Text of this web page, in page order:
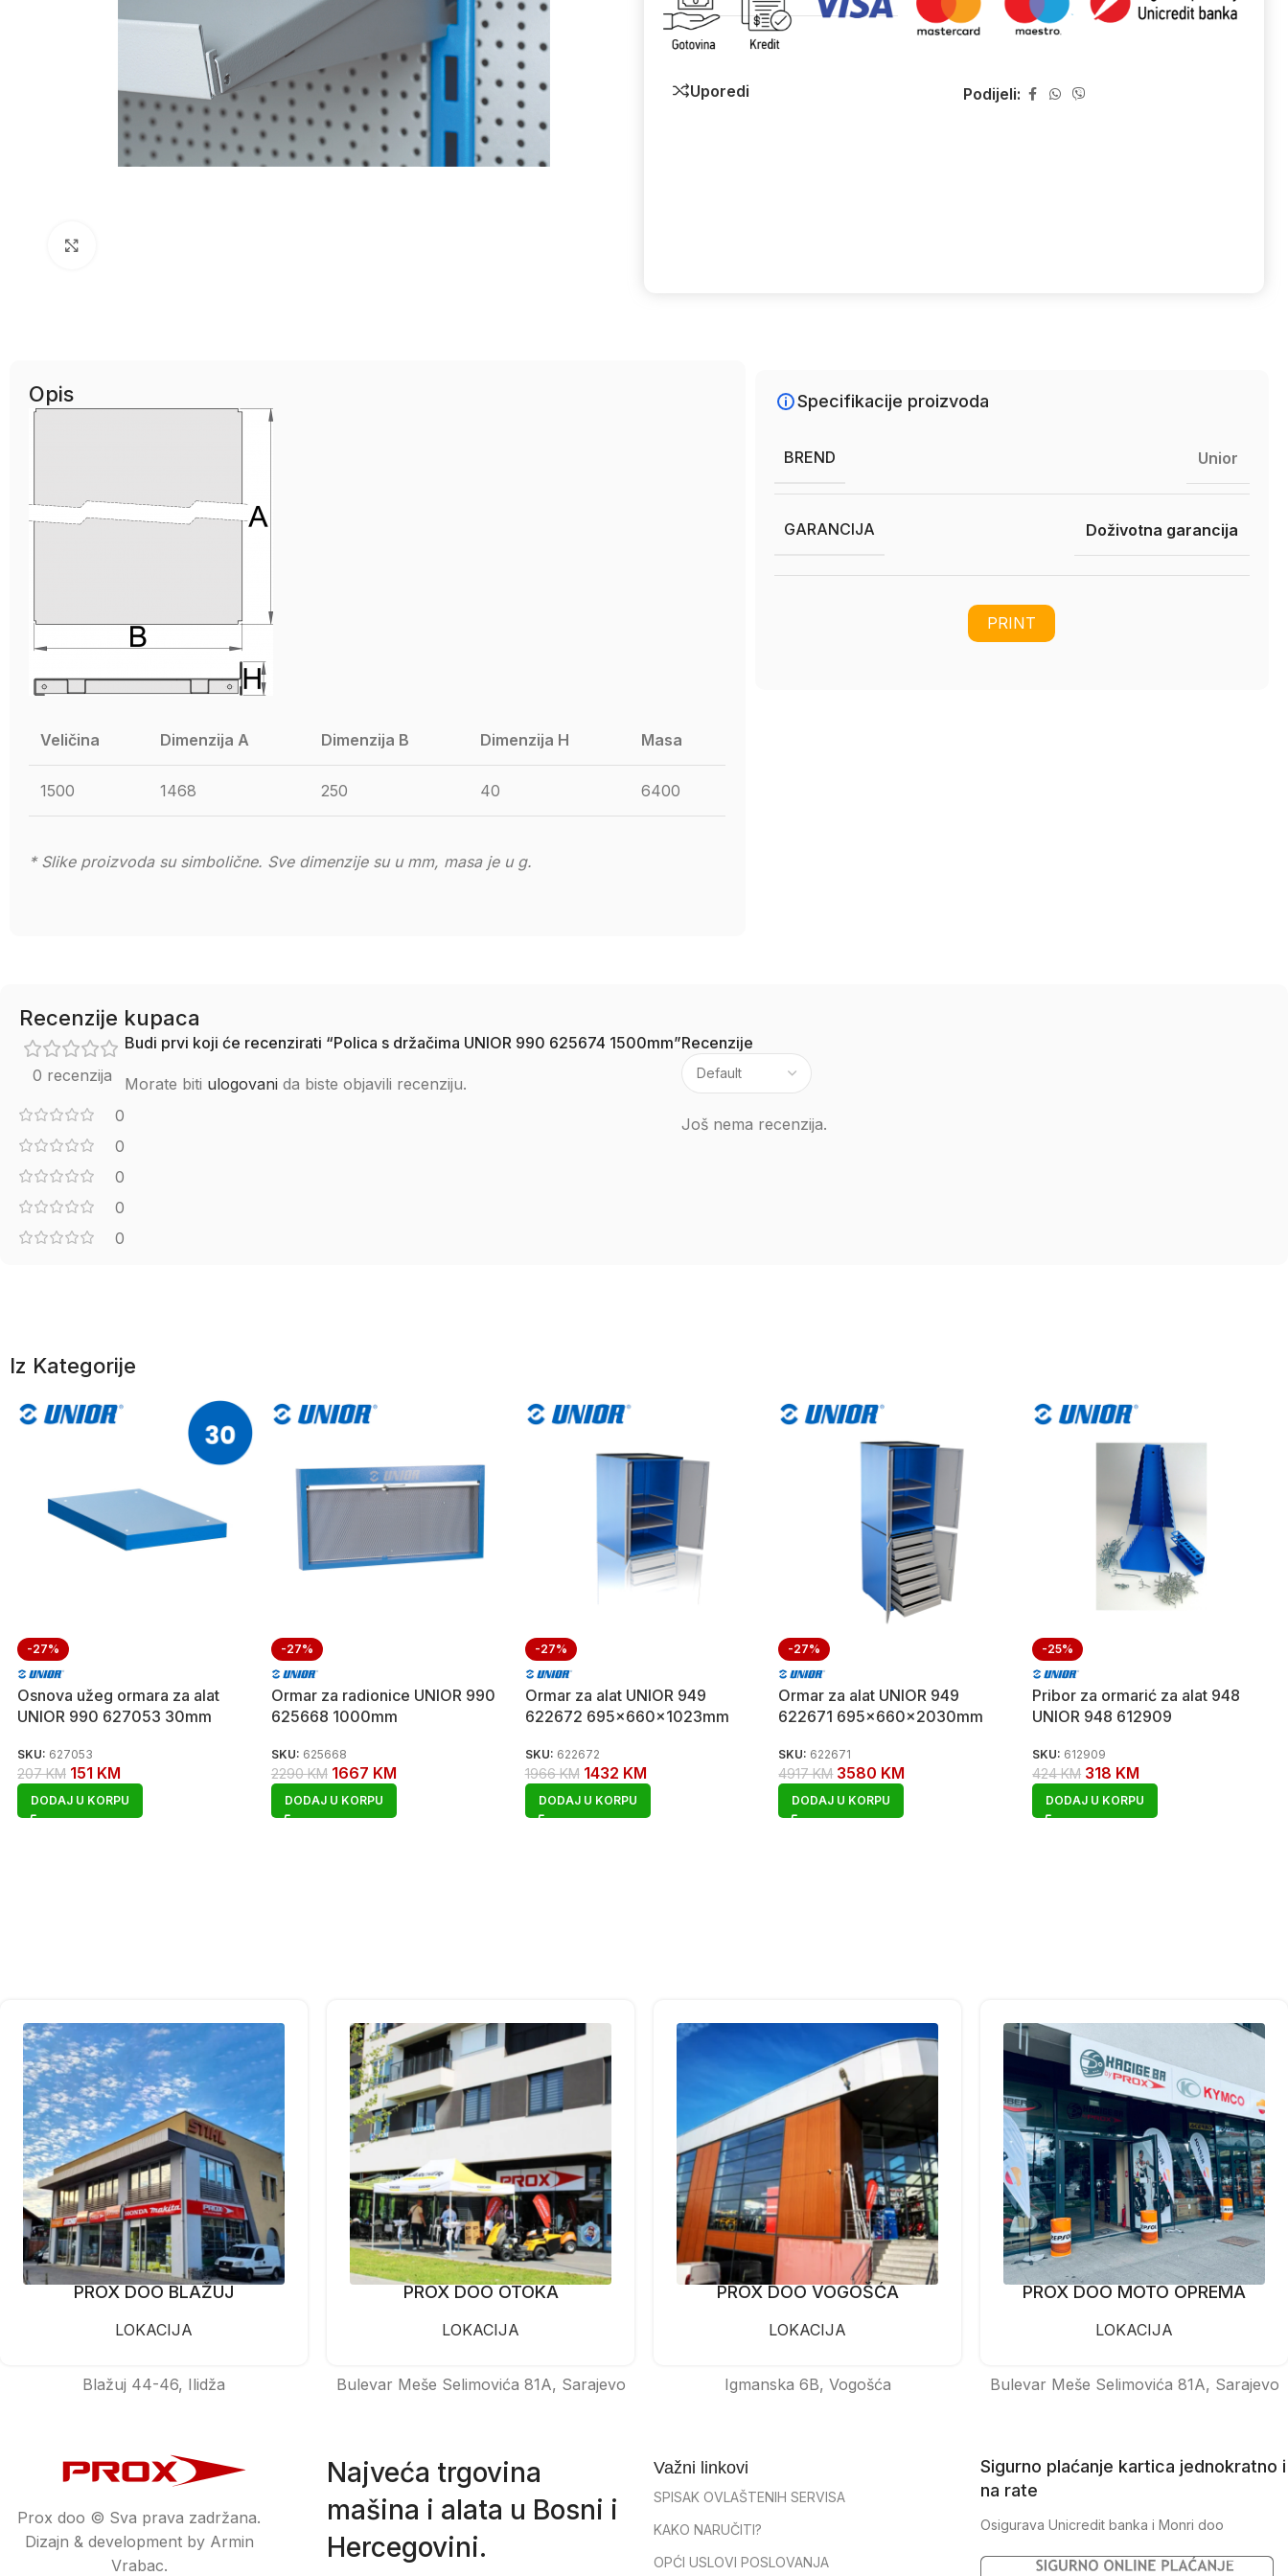
Uporedi Podijeli:
Opis
Veličina Dimenzija A Dimenzija B Dimenzija H Masa
1500 1468 250 40 6400
* Slike proizvoda su simbolične. Sve dimenzije su u mm, masa je u g.
Specifikacije proizvoda
BREND Unior
GARANCIJA Doživotna garancija
PRINT
Recenzije kupaca
0 recenzija
0
0
0
0
0
Recenzije
Još nema recenzija.
Budi prvi koji će recenzirati “Polica s držačima UNIOR 990 625674 1500mm”
Morate biti ulogovani da biste objavili recenziju.
Iz Kategorije
-27%
Osnova užeg ormara za alat
UNIOR 990 627053 30mm
SKU: 627053
207KM 151 KM
DODAJ U KORPU
-27%
Ormar za radionice UNIOR 990
625668 1000mm
SKU: 625668
2290KM 1667 KM
DODAJ U KORPU
-27%
Ormar za alat UNIOR 949
622672 695x660x1023mm
SKU: 622672
1966KM 1432 KM
DODAJ U KORPU
-27%
Ormar za alat UNIOR 949
622671 695x660x2030mm
SKU: 622671
4917KM 3580 KM
DODAJ U KORPU
-25%
Pribor za ormarić za alat 948
UNIOR 948 612909
SKU: 612909
424KM 318 KM
DODAJ U KORPU
PROX DOO BLAŽUJ
LOKACIJA
Blažuj 44-46, Ilidža
PROX DOO OTOKA
LOKACIJA
Bulevar Meše Selimovića 81A, Sarajevo
PROX DOO VOGOŠĆA
LOKACIJA
Igmanska 6B, Vogošća
PROX DOO MOTO OPREMA
LOKACIJA
Bulevar Meše Selimovića 81A, Sarajevo
Prox doo © Sva prava zadržana.
Dizajn & development by Armin
Vrabac.
Najveća trgovina
mašina i alata u Bosni i
Hercegovini.
Važni linkovi
SPISAK OVLAŠTENIH SERVISA
KAKO NARUČITI?
OPĆI USLOVI POSLOVANJA
Sigurno plaćanje kartica jednokratno i
na rate
Osigurava Unicredit banka i Monri doo